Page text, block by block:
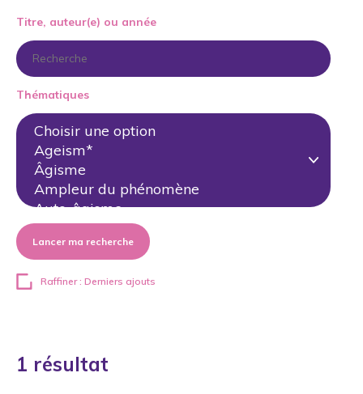
Titre, auteur(e) ou année
Thématiques
Lancer ma recherche
Raffiner : Derniers ajouts
1 résultat